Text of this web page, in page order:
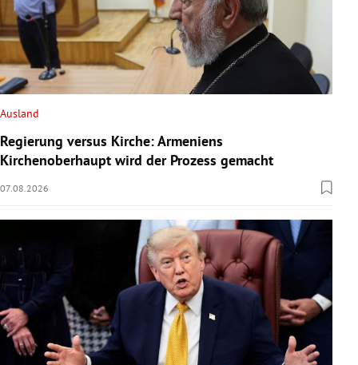
Ausland
Regierung versus Kirche: Armeniens
Kirchenoberhaupt wird der Prozess gemacht
07.08.2026